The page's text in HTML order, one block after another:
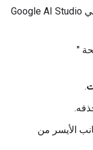
إذا لم تعُد بحاجة إلى تطبيقك، يمكنك حذفه في Google AI Studio
.
الأيسر من